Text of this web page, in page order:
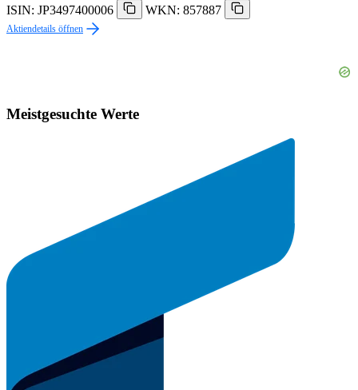
ISIN: JP3497400006
WKN: 857887
Aktiendetails öffnen
Meistgesuchte Werte